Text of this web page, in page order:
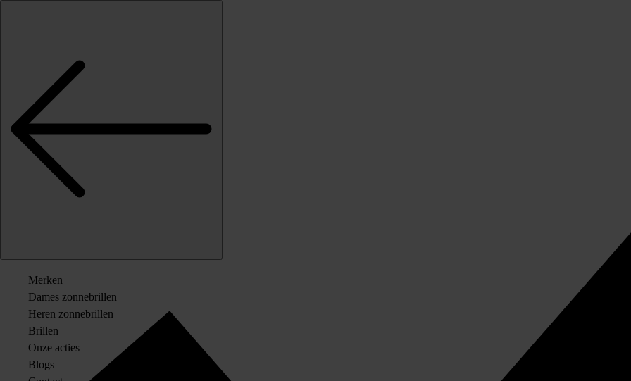
Merken
Dames zonnebrillen
Heren zonnebrillen
Brillen
Onze acties
Blogs